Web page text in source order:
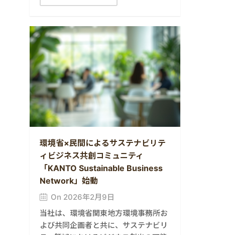
環境省×民間によるサステナビリテ
ィビジネス共創コミュニティ
「KANTO Sustainable Business
Network」始動
On 2026年2月9日
当社は、環境省関東地方環境事務所お
よび共同企画者と共に、サステナビリ